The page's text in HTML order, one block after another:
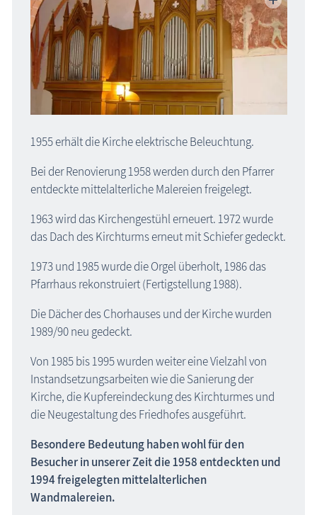
1955 erhält die Kirche elektrische Beleuchtung.
Bei der Renovierung 1958 werden durch den Pfarrer
entdeckte mittelalterliche Malereien freigelegt.
1963 wird das Kirchengestühl erneuert. 1972 wurde
das Dach des Kirchturms erneut mit Schiefer gedeckt.
1973 und 1985 wurde die Orgel überholt, 1986 das
Pfarrhaus rekonstruiert (Fertigstellung 1988).
Die Dächer des Chorhauses und der Kirche wurden
1989/90 neu gedeckt.
Von 1985 bis 1995 wurden weiter eine Vielzahl von
Instandsetzungsarbeiten wie die Sanierung der
Kirche, die Kupfereindeckung des Kirchturmes und
die Neugestaltung des Friedhofes ausgeführt.
Besondere Bedeutung haben wohl für den
Besucher in unserer Zeit die 1958 entdeckten und
1994 freigelegten mittelalterlichen
Wandmalereien.